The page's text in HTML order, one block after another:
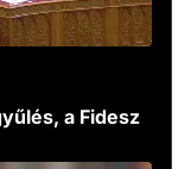
a Fidesz